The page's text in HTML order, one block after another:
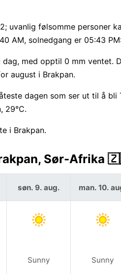
uvanlig følsomme personer
AM, solnedgang er 05:43
med opptil 0 mm ventet.
august i Brakpan.
dagen som ser ut til å bli
29°C.
i Brakpan.
Sør-Afrika
søn. 9. aug.
Sunny
man. 10.
Sunny